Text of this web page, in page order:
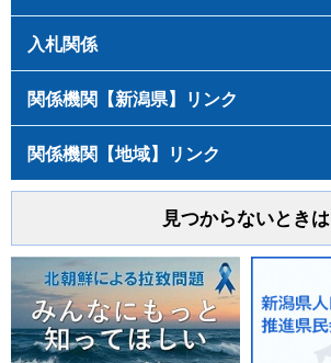
入札関係
関係機関【新潟県】リンク
関係機関【地域】リンク
見つからないときは